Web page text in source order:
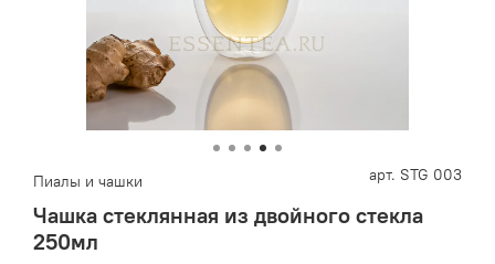
Пиалы и чашки арт. STG 003
Чашка стеклянная из двойного стекла
250мл